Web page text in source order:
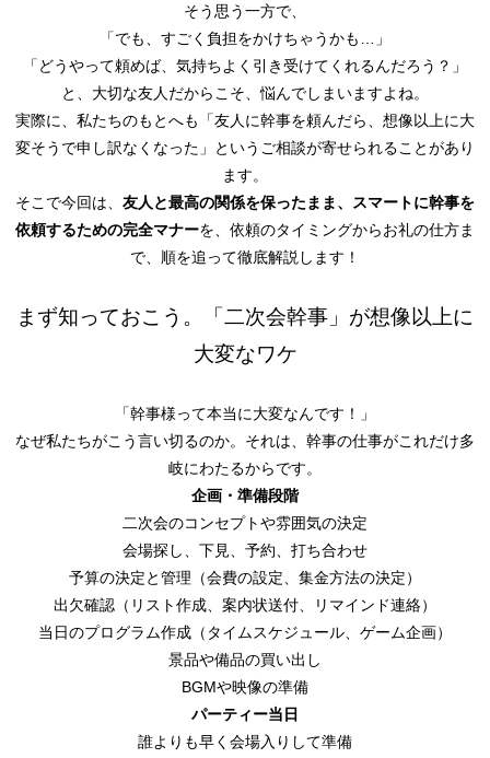
そう思う一方で、
「でも、すごく負担をかけちゃうかも…」
「どうやって頼めば、気持ちよく引き受けてくれるんだろう？」
と、大切な友人だからこそ、悩んでしまいますよね。
実際に、私たちのもとへも「友人に幹事を頼んだら、想像以上に大
変そうで申し訳なくなった」というご相談が寄せられることがあり
ます。
そこで今回は、 友人と最高の関係を保ったまま、スマートに幹事を
依頼するための完全マナーを、依頼のタイミングからお礼の仕方ま
で、順を追って徹底解説します！
まず知っておこう。「二次会幹事」が想像以上に
大変なワケ
「幹事様って本当に大変なんです！」
なぜ私たちがこう言い切るのか。それは、幹事の仕事がこれだけ多
岐にわたるからです。
企画・準備段階
二次会のコンセプトや雰囲気の決定
会場探し、下見、予約、打ち合わせ
予算の決定と管理（会費の設定、集金方法の決定）
出欠確認（リスト作成、案内状送付、リマインド連絡）
当日のプログラム作成（タイムスケジュール、ゲーム企画）
景品や備品の買い出し
BGMや映像の準備
パーティー当日
誰よりも早く会場入りして準備